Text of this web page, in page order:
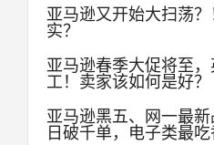
亚马逊又开始大扫荡
实？
亚马逊春季大促将至
工！卖家该如何是好？
亚马逊黑五、网一最
日破千单，电子类最